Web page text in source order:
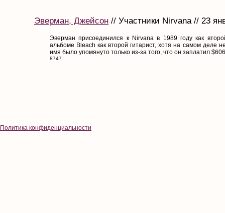
Эверман, Джейсон // Участники Nirvana // 23
Эверман присоединился к Nirvana в 1989 году как
альбоме Bleach как второй гитарист, хотя на самом деле
имя было упомянуто только из-за того, что он заплатил
8747
Политика конфиденциальности